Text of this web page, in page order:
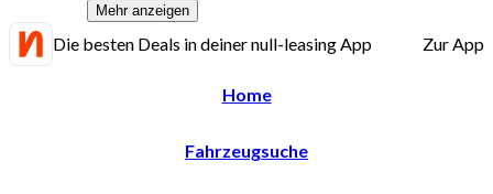
Mehr anzeigen
Die besten Deals in deiner null-leasing App Zur App
Home
Fahrzeugsuche